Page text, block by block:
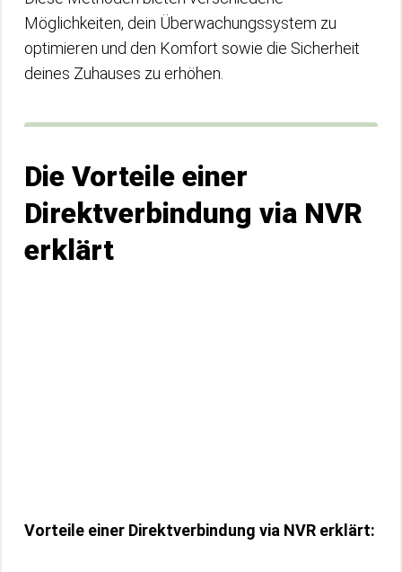
Möglichkeiten, dein Überwachungssystem zu
optimieren und den Komfort sowie die Sicherheit
deines Zuhauses zu erhöhen.
Die Vorteile einer
Direktverbindung via NVR
erklärt
Vorteile einer Direktverbindung via NVR erklärt: